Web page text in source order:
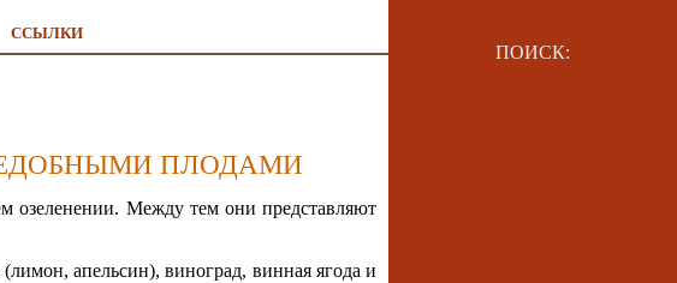
ССЫЛКИ
ПЛОДАМИ
озеленении. Между тем они представляют
апельсин), виноград, винная ягода и
ПОИСК: